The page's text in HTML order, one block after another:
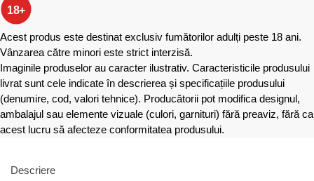
18+
Acest produs este destinat exclusiv fumătorilor adulți peste 18 ani.
Vânzarea către minori este strict interzisă.
Imaginile produselor au caracter ilustrativ. Caracteristicile produsului
livrat sunt cele indicate în descrierea și specificațiile produsului
(denumire, cod, valori tehnice). Producătorii pot modifica designul,
ambalajul sau elemente vizuale (culori, garnituri) fără preaviz, fără ca
acest lucru să afecteze conformitatea produsului.
Descriere